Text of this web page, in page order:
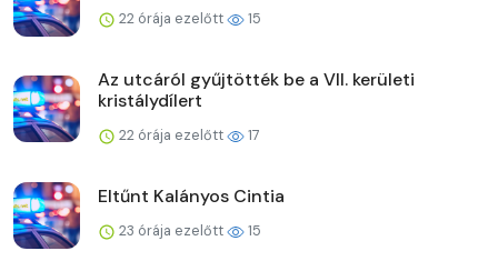
22 órája ezelőtt 15
Az utcáról gyűjtötték be a VII. kerületi
kristálydílert
22 órája ezelőtt 17
Eltűnt Kalányos Cintia
23 órája ezelőtt 15